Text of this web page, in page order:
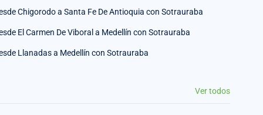
Chigorodo a Santa Fe De Antioquia con Sotrauraba
El Carmen De Viboral a Medellín con Sotrauraba
Llanadas a Medellín con Sotrauraba
Ver todos